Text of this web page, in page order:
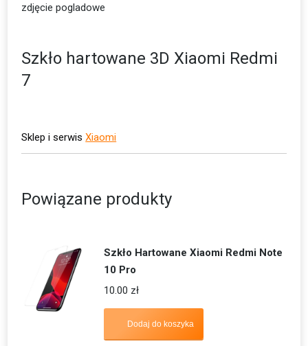
zdjęcie pogladowe
Szkło hartowane 3D Xiaomi Redmi
7
Sklep i serwisXiaomi
Powiązane produkty
Szkło Hartowane Xiaomi Redmi Note
10 Pro
10.00 zł
Dodaj do koszyka